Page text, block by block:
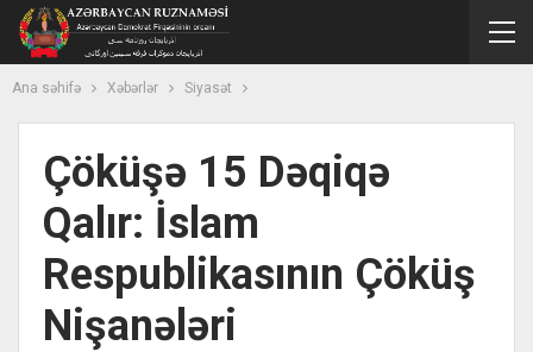
Ana səhifə Xəbərlər Siyasət
Çöküşə 15 Dəqiqə
Qalır: İslam
Respublikasının Çöküş
Nişanələri